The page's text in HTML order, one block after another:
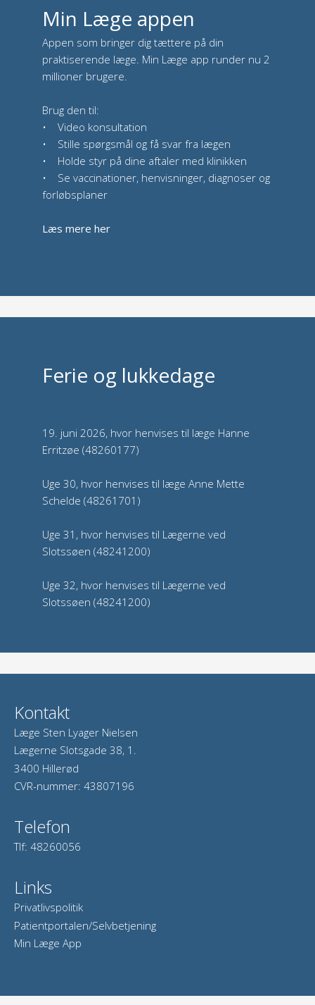
Min Læge appen
Appen som bringer dig tættere på din
praktiserende læge. Min Læge app runder nu 2
millioner brugere.
Brug den til:
• Video konsultation
• Stille spørgsmål og få svar fra lægen
• Holde styr på dine aftaler med klinikken
• Se vaccinationer, henvisninger, diagnoser og
forløbsplaner
Læs mere her
Ferie og lukkedage
19. juni 2026, hvor henvises til læge Hanne
Erritzøe (48260177)
Uge 30, hvor henvises til læge Anne Mette
Schelde (48261701)
Uge 31, hvor henvises til Lægerne ved
Slotssøen (48241200)
Uge 32, hvor henvises til Lægerne ved
Slotssøen (48241200)
Kontakt
Læge Sten Lyager Nielsen
Lægerne Slotsgade 38, 1.
3400 Hillerød
CVR-nummer: 43807196
Telefon
Tlf: 48260056
Links
Privatlivspolitik
Patientportalen/Selvbetjening
Min Læge App